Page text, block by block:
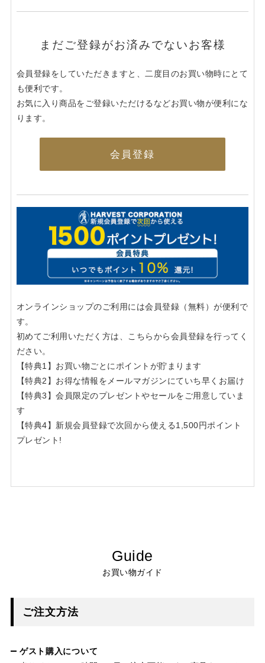
まだご登録がお済みでないお客様
会員登録をしていただきますと、二度目のお買い物時にとて
も便利です。
お気に入り商品をご登録いただけるなどお買い物が便利にな
ります。
会員登録
オンラインショップのご利用には会員登録（無料）が便利で
す。
初めてご利用いただく方は、こちらから会員登録を行ってく
ださい。
【特典1】お買い物ごとにポイントが貯まります
【特典2】お得な情報をメールマガジンにていち早くお届け
【特典3】会員限定のプレゼントやセールをご用意していま
す
【特典4】新規会員登録で次回から使える1,500円ポイント
プレゼント!
Guide
お買い物ガイド
ご注文方法
ゲスト購入について